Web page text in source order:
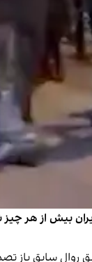
در ایران بیش
روال سابق